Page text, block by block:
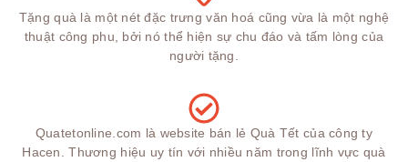
Tặng quà là một nét đặc trưng văn hoá cũng vừa là một nghệ
thuật công phu, bởi nó thể hiện sự chu đáo và tấm lòng của
người tặng.
Quatetonline.com là website bán lẻ Quà Tết của công ty
Hacen. Thương hiệu uy tín với nhiều năm trong lĩnh vực quà